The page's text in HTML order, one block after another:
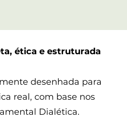
ética e estruturada
desenhada para
real, com base nos
Dialética.